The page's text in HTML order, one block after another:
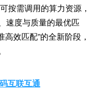
按需调用的算力资源，
速度与质量的最优匹
高效匹配”的全新阶段，
互联互通